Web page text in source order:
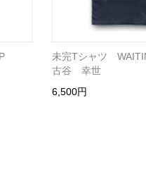
未完Tシャツ
古谷 幸世
6,500円